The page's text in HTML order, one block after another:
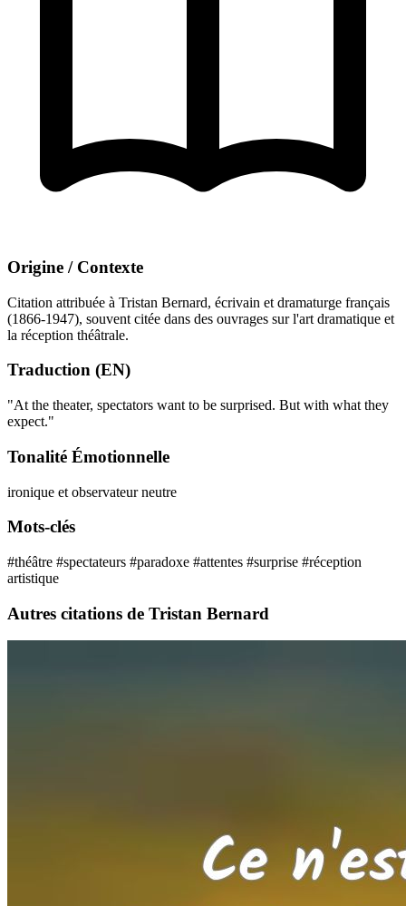
Origine / Contexte
Citation attribuée à Tristan Bernard, écrivain et dramaturge français
(1866-1947), souvent citée dans des ouvrages sur l'art dramatique et
la réception théâtrale.
Traduction (EN)
"At the theater, spectators want to be surprised. But with what they
expect."
Tonalité Émotionnelle
ironique et observateurneutre
Mots-clés
#théâtre #spectateurs #paradoxe #attentes #surprise #réception
artistique
Autres citations de Tristan Bernard